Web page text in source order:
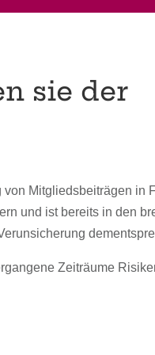
sie der
Mitgliedsbeiträgen in
und ist bereits in den
Zeiträume